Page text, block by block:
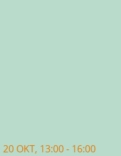
20 OKT, 13:00 - 16:00